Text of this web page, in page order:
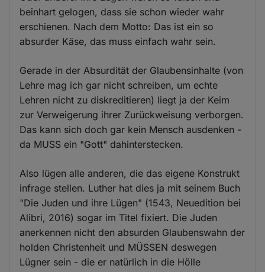
beinhart gelogen, dass sie schon wieder wahr
erschienen. Nach dem Motto: Das ist ein so
absurder Käse, das muss einfach wahr sein.
Gerade in der Absurdität der Glaubensinhalte (von
Lehre mag ich gar nicht schreiben, um echte
Lehren nicht zu diskreditieren) liegt ja der Keim
zur Verweigerung ihrer Zurückweisung verborgen.
Das kann sich doch gar kein Mensch ausdenken -
da MUSS ein "Gott" dahinterstecken.
Also lügen alle anderen, die das eigene Konstrukt
infrage stellen. Luther hat dies ja mit seinem Buch
"Die Juden und ihre Lügen" (1543, Neuedition bei
Alibri, 2016) sogar im Titel fixiert. Die Juden
anerkennen nicht den absurden Glaubenswahn der
holden Christenheit und MÜSSEN deswegen
Lügner sein - die er natürlich in die Hölle